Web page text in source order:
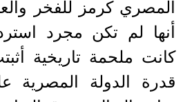
المصري كرمز للفخر
أنها لم تكن مجرد
كانت ملحمة تاريخية
قدرة الدولة المصرية